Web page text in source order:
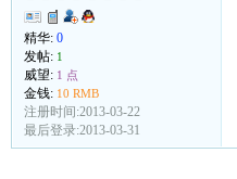
精华: 0
发帖: 1
威望: 1 点
金钱: 10 RMB
注册时间:2013-03-22
最后登录:2013-03-31